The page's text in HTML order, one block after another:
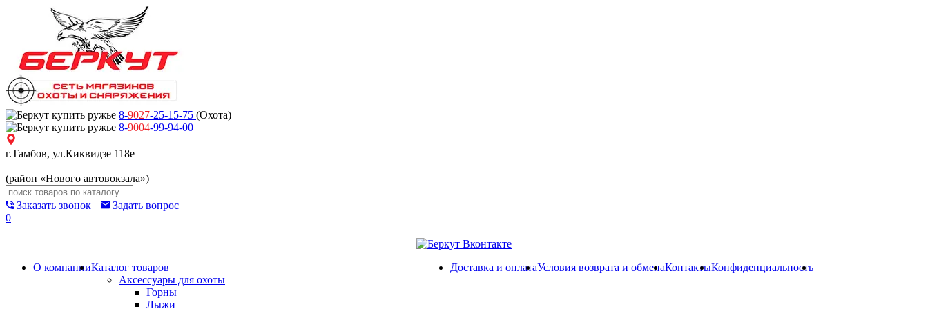
8-9027-25-15-75 (Охота)
8-9004-99-94-00
г.Тамбов, ул.Киквидзе 118е
(район «Нового автовокзала»)
Заказать звонок
Задать вопрос
0
О компанииКаталог товаров
Аксессуары для охоты
Горны
Лыжи
Доставка и оплатаУсловия возврата и обменаКонтактыКонфиденциальность